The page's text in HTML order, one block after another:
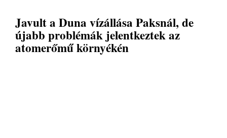
Javult a Duna vízállása Paksnál, de
újabb problémák jelentkeztek az
atomerőmű környékén